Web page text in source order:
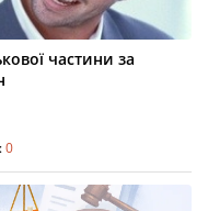
частини за
0